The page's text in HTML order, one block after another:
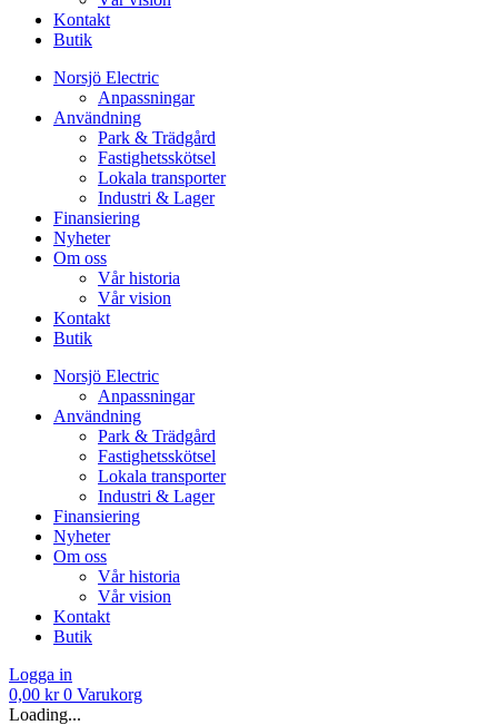
Kontakt
Butik
Norsjö Electric
Anpassningar
Användning
Park & Trädgård
Fastighetsskötsel
Lokala transporter
Industri & Lager
Finansiering
Nyheter
Om oss
Vår historia
Vår vision
Kontakt
Butik
Norsjö Electric
Anpassningar
Användning
Park & Trädgård
Fastighetsskötsel
Lokala transporter
Industri & Lager
Finansiering
Nyheter
Om oss
Vår historia
Vår vision
Kontakt
Butik
Logga in
0,00 kr 0 Varukorg
Loading...